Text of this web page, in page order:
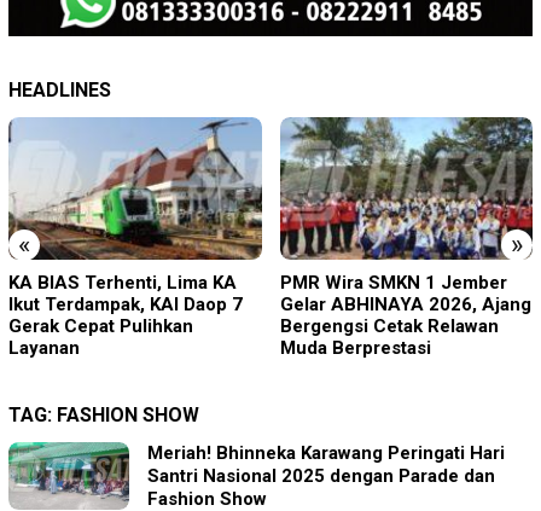
HEADLINES
« »
PMR Wira SMKN 1 Jember
Gelar ABHINAYA 2026, Ajang
Bergengsi Cetak Relawan
Muda Berprestasi
Imigrasi Ponorogo Deportasi
Satu WN Tiongkok
Salahgunakan Ijin Tinggal
TAG: FASHION SHOW
Meriah! Bhinneka Karawang Peringati Hari
Santri Nasional 2025 dengan Parade dan
Fashion Show